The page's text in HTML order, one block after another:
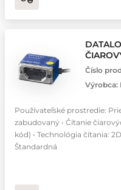
Číslo
Výrobca:
Používateľské prostredie:
zabudovaný • Čítanie
kód) • Technológia čítania:
Štandardná